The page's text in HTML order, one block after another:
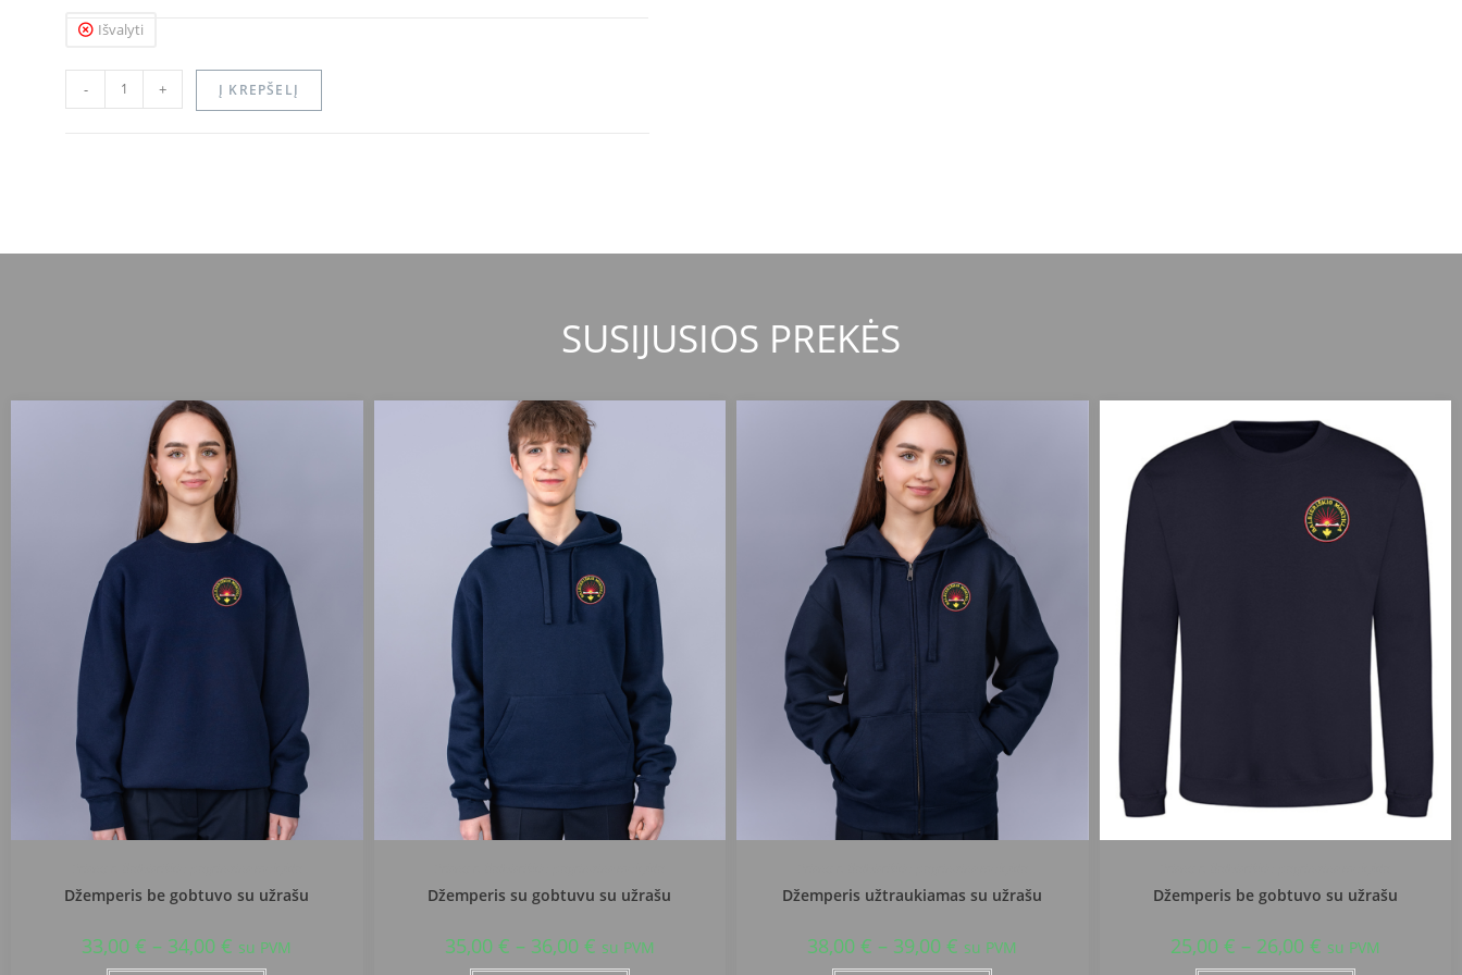
Išvalyti
- + Į KREPŠELĮ
SUSIJUSIOS PREKĖS
Džemperis be gobtuvo su užrašu
33,00€ – 34,00€ su PVM
Džemperis su gobtuvu su užrašu
35,00 € – 36,00 € su PVM
Džemperis užtraukiamas su užrašu
38,00€ – 39,00€ su PVM
Džemperis be gobtuvo su užrašu
25,00 € – 26,00 € su PVM